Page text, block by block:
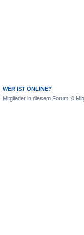
WER IST ONLINE?
Mitglieder in diesem Forum: 0